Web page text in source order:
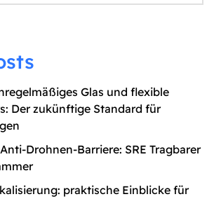
Glas und flexible
Der zukünftige Standard für
Drohnen-Barriere: SRE Tragbarer
praktische Einblicke für